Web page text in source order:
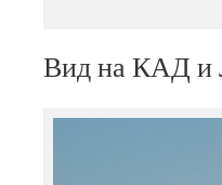
Вид на КАД и